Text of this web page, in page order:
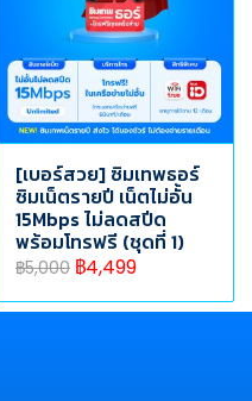
[เบอร์สวย] ซิมเทพธอร์
ซิมเน็ตรายปี เน็ตไม่อั้น
15Mbps ไม่ลดสปีด
พร้อมโทรฟรี (ชุดที่ 1)
฿5,000 ฿4,499